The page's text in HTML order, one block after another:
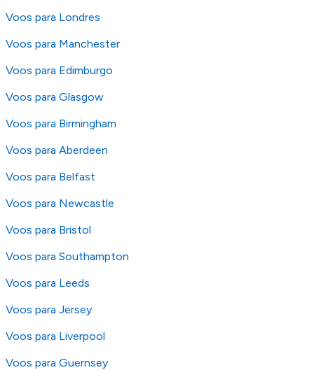
fazer uma reserva. Para mais detalhes verifique
os nossos
Voos para Londres
Voos para Manchester
Voos para Edimburgo
Voos para Glasgow
Voos para Birmingham
Voos para Aberdeen
Voos para Belfast
Voos para Newcastle
Voos para Bristol
Voos para Southampton
Voos para Leeds
Voos para Jersey
Voos para Liverpool
Voos para Guernsey